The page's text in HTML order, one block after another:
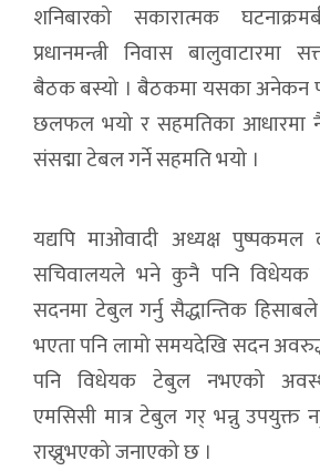
शनिबारको सकारात्मक
प्रधानमन्त्री निवास बालुवाटारमा
बैठक बस्यो । बैठकमा यसका अनेकन
छलफल भयो र सहमतिका आधारमा
संसद्मा टेबल गर्ने सहमति भयो ।
यद्यपि माओवादी अध्यक्ष पुष्पकमल
सचिवालयले भने कुनै पनि विधेयक
सदनमा टेबुल गर्नु सैद्धान्तिक हिसाबले
भएता पनि लामो समयदेखि सदन
पनि विधेयक टेबुल नभएको
एमसिसी मात्र टेबुल गर् भन्नु उपयुक्त
राख्नुभएको जनाएको छ ।